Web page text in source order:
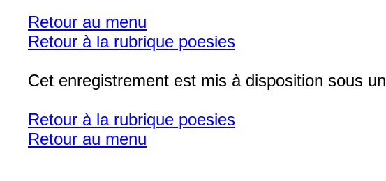
Retour au menu
Retour à la rubrique poesies
Cet enregistrement est mis à disposition sous un
Retour à la rubrique poesies
Retour au menu